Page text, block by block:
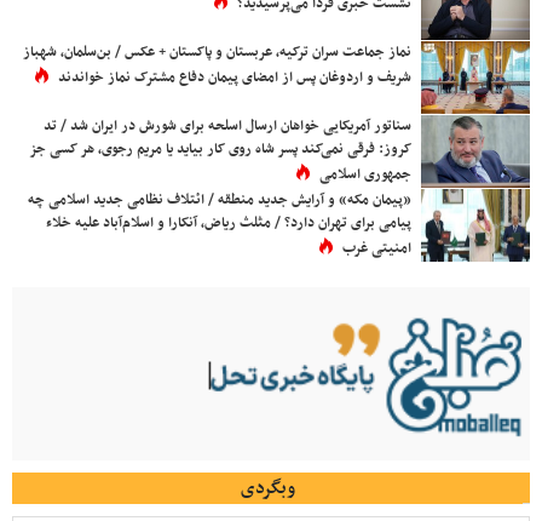
نماز جماعت سران ترکیه، عربستان و پاکستان + عکس / بن‌سلمان، شهباز
شریف و اردوغان پس از امضای پیمان دفاع مشترک نماز خواندند
سناتور آمریکایی خواهان ارسال اسلحه برای شورش در ایران شد / تد
کروز: فرقی نمی‌کند پسر شاه روی کار بیاید یا مریم رجوی، هر کسی جز
جمهوری اسلامی
«پیمان مکه» و آرایش جدید منطقه / ائتلاف نظامی جدید اسلامی چه
پیامی برای تهران دارد؟ / مثلث ریاض، آنکارا و اسلام‌آباد علیه خلاء
امنیتی غرب
وبگردی